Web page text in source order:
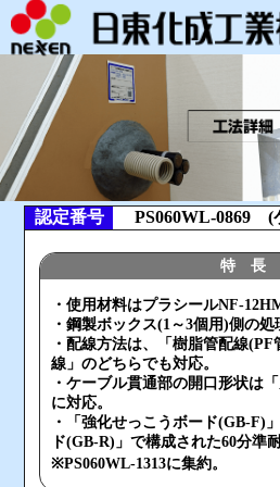
認定番号 PS060WL-0869 (
特 長
・使用材料はプラシールNF-
・鋼製ボックス(1～3個用)側の処
・配線方法は、「樹脂管配線
線」のどちらでも対応。
・ケーブル貫通部の開口形状は
に対応。
・「強化せっこうボード(GB-F)
ド(GB-R)」で構成された60分準
※PS060WL-1313に集約。